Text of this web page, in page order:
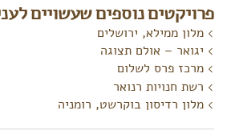
פרויקטים נוספים שעשויים
מלון ממילא, ירושלים
יגואר – אולם תצוגה
מרכז פרס לשלום
רשת חנויות רנואר
מלון רדיסון בוקרשט, רומניה